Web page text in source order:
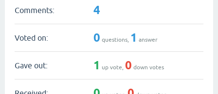
Comments: 4
Voted on: 0 questions, 1 answer
Gave out: 1 up vote, 0 down votes